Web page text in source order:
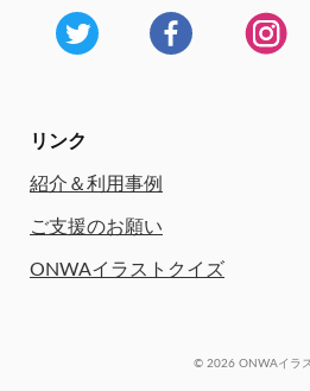
リンク
紹介＆利用事例
ご支援のお願い
ONWAイラストクイズ
© 2026 ONWAイラ